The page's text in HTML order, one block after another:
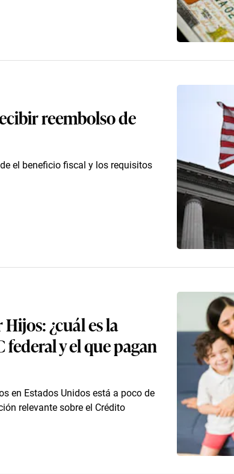
reembolso de
el beneficio fiscal y los requisitos
¿cuál es la
y el que pagan
en Estados Unidos está a poco de
relevante sobre el Crédito